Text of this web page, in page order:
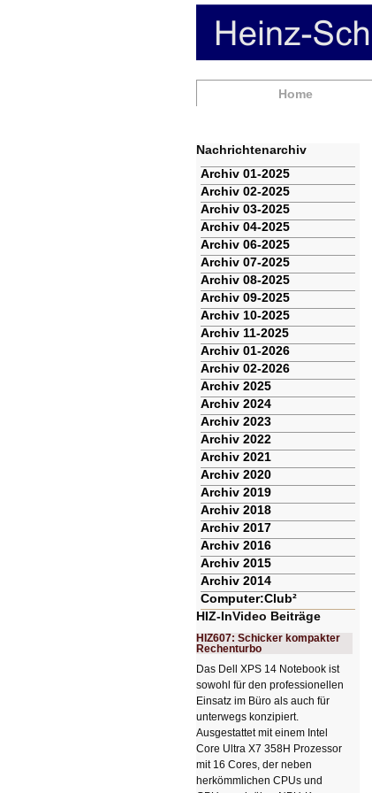
Navigation
Home
Nachrichtenarchiv
Navigation
überspringen
Archiv 01-2025
Archiv 02-2025
Archiv 03-2025
Archiv 04-2025
Archiv 06-2025
Archiv 07-2025
Archiv 08-2025
Archiv 09-2025
Archiv 10-2025
Archiv 11-2025
Archiv 01-2026
Archiv 02-2026
Archiv 2025
Archiv 2024
Archiv 2023
Archiv 2022
Archiv 2021
Archiv 2020
Archiv 2019
Archiv 2018
Archiv 2017
Archiv 2016
Archiv 2015
Archiv 2014
Computer:Club²
HIZ-InVideo Beiträge
HIZ607: Schicker kompakter
Rechenturbo
Das Dell XPS 14 Notebook ist
sowohl für den professionellen
Einsatz im Büro als auch für
unterwegs konzipiert.
Ausgestattet mit einem Intel
Core Ultra X7 358H Prozessor
mit 16 Cores, der neben
herkömmlichen CPUs und